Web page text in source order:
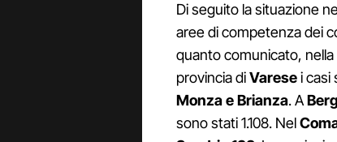
Di seguito la situazione
aree di competenza dei
quanto comunicato, nella
provincia diVaresei casi
Monza e Brianza. A
sono stati 1.108. Nel